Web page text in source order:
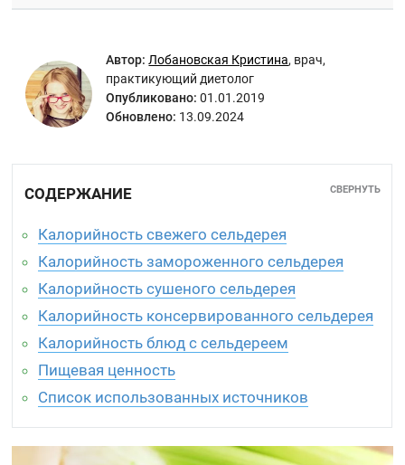
Автор: Лобановская Кристина, врач,
практикующий диетолог
Опубликовано: 01.01.2019
Обновлено: 13.09.2024
СОДЕРЖАНИЕ СВЕРНУТЬ
Калорийность свежего сельдерея
Калорийность замороженного сельдерея
Калорийность сушеного сельдерея
Калорийность консервированного сельдерея
Калорийность блюд с сельдереем
Пищевая ценность
Список использованных источников